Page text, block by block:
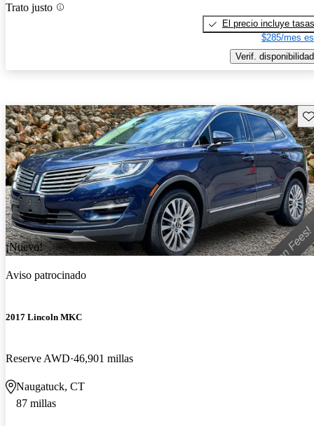
Trato justo
El precio incluye tasas
$285/mes
Verif. disponibilidad
¡Nuevo!
Aviso patrocinado
2017 Lincoln MKC
Reserve AWD 46,901 millas
Naugatuck, CT
87 millas